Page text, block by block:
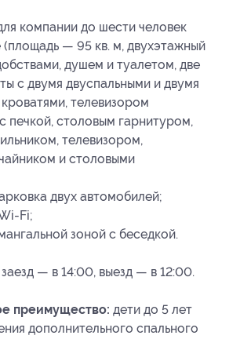
компании до шести человек
— 95 кв. м, двухэтажный
душем и туалетом, две
с двумя двуспальными и двумя
телевизором
печкой, столовым гарнитуром,
телевизором,
и столовыми
двух автомобилей;
Fi;
зоной с беседкой.
заезд — в 14:00, выезд — в 12:00.
преимущество: дети до 5 лет
дополнительного спального